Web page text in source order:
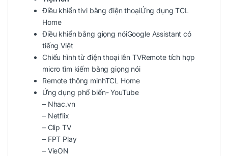
Điều khiển tivi bằng điện thoạiỨng dụng TCL
Home
Điều khiển bằng giọng nóiGoogle Assistant có
tiếng Việt
Chiếu hình từ điện thoại lên TVRemote tích hợp
micro tìm kiếm bằng giọng nói
Remote thông minhTCL Home
Ứng dụng phổ biến- YouTube
– Nhac.vn
– Netflix
– Clip TV
– FPT Play
– VieON